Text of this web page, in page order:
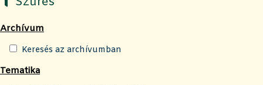
Archívum
Keresés az archívumban
Tematika